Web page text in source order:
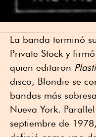
La banda terminó
Private Stock y
quien editaron
disco, Blondie se
bandas más
Nueva York.
septiembre de